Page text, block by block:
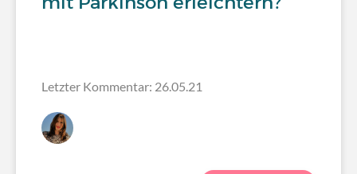
Letzter Kommentar: 26.05.21